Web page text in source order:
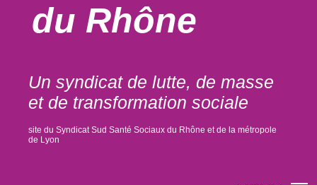
du Rhône
Un syndicat de lutte, de masse
et de transformation sociale
site du Syndicat Sud Santé Sociaux du Rhône et de la métropole
de Lyon